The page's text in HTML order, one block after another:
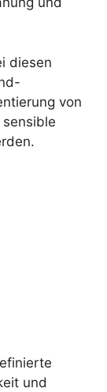
diesen
von
und